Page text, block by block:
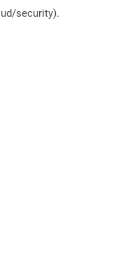
security).